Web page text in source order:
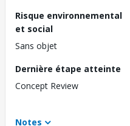
Risque environnemental
et social
Sans objet
Dernière étape atteinte
Concept Review
Notes